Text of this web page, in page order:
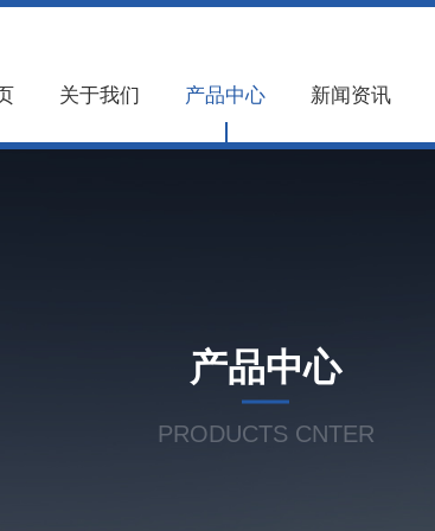
关于我们 产品中心 新闻资讯
产品中心
PRODUCTS CNTER